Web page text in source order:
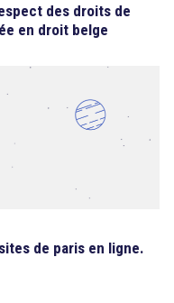
des droits de
en droit belge
de paris en ligne.